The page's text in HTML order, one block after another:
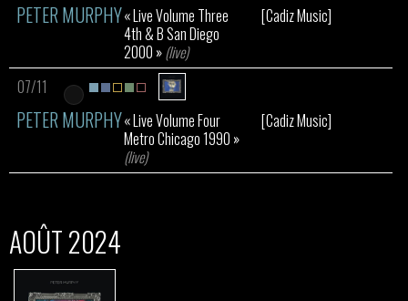
PETER MURPHY« Live Volume Three
4th & B San Diego
2000 »(live)
[Cadiz Music]
07/11
PETER MURPHY« Live Volume Four
Metro Chicago 1990 »
(live)
[Cadiz Music]
AOÛT 2024